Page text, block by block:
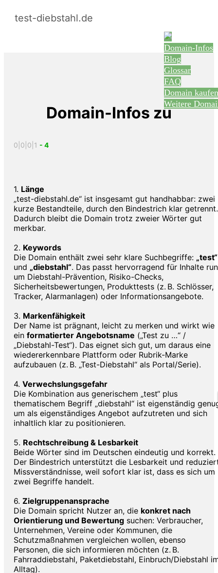
test-diebstahl.de
Domain-Infos
Blog
Glossar
FAQ
Domain kaufen
Weitere
Domain-Infos zu
0|0|0|1 - 4
1. Länge
„test-diebstahl.de“ ist insgesamt gut handhabbar: zwei
kurze Bestandteile, durch den Bindestrich klar getrennt.
Dadurch bleibt die Domain trotz zweier Wörter gut
merkbar.
2. Keywords
Die Domain enthält zwei sehr klare Suchbegriffe: „test“
und „diebstahl“. Das passt hervorragend für Inhalte
um Diebstahl-Prävention, Risiko-Checks,
Sicherheitsbewertungen, Produkttests (z. B. Schlösser,
Tracker, Alarmanlagen) oder Informationsangebote.
3. Markenfähigkeit
Der Name ist prägnant, leicht zu merken und wirkt wie
ein formatierter Angebotsname („Test zu …“ /
„Diebstahl-Test“). Das eignet sich gut, um daraus eine
wiedererkennbare Plattform oder Rubrik-Marke
aufzubauen (z. B. „Test-Diebstahl“ als Portal/Serie).
4. Verwechslungsgefahr
Die Kombination aus generischem „test“ plus
thematischem Begriff „diebstahl“ ist eigenständig
um als eigenständiges Angebot aufzutreten und sich
inhaltlich klar zu positionieren.
5. Rechtschreibung & Lesbarkeit
Beide Wörter sind im Deutschen eindeutig und korrekt.
Der Bindestrich unterstützt die Lesbarkeit und
Missverständnisse, weil sofort klar ist, dass es sich um
zwei Begriffe handelt.
6. Zielgruppenansprache
Die Domain spricht Nutzer an, die konkret nach
Orientierung und Bewertung suchen: Verbraucher,
Unternehmen, Vereine oder Kommunen, die
Schutzmaßnahmen vergleichen wollen, ebenso
Personen, die sich informieren möchten (z. B.
Fahrraddiebstahl, Paketdiebstahl, Einbruch/Diebstahl
Alltag).